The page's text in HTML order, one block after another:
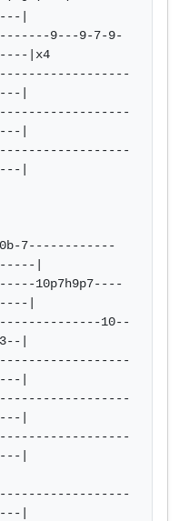
|
9---9-7-9-
|x4
|
|
|
7------------
|
10p7h9p7----
|
10--
|
|
|
|
|